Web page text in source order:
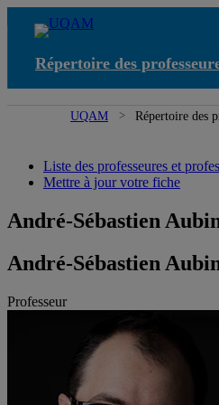
Répertoire des
UQAM Répertoire des
Liste des professeures et
Mettre à jour votre fiche
André-Sébastien
André-Sébastien
Professeur